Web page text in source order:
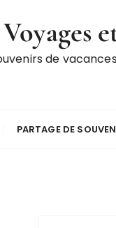
de
PARTAGE DE